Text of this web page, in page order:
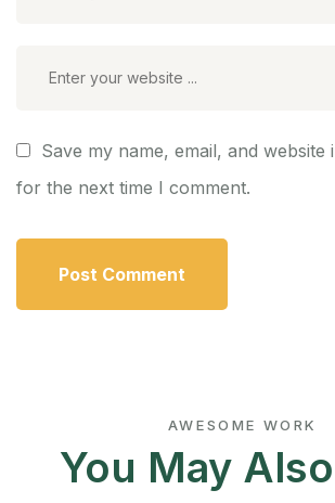
Save my name, email, and website
for the next time I comment.
AWESOME WORK
You May